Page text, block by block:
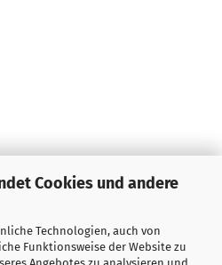
Cookies und andere
Technologien, auch von
Funktionsweise der Website zu
Angebotes zu analysieren und